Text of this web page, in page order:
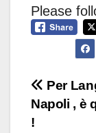
Please
Per
Napoli , è
!